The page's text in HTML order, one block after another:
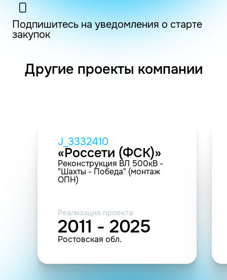
Подпишитесь на уведомления о старте
закупок
Другие проекты компании
J_3332410
«Россети (ФСК)»
Реконструкция ВЛ 500кВ -
"Шахты - Победа" (монтаж
ОПН)
Реализация проекта
2011 - 2025
Ростовская обл.